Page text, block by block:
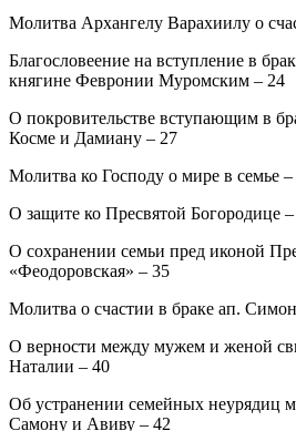
Молитва Архангелу Варахиилу о
Благословеение на вступление в
княгине Февронии Муромским – 24
О покровительстве вступающим в
Косме и Дамиану – 27
Молитва ко Господу о мире в семье –
О защите ко Пресвятой Богородице
О сохранении семьи пред иконой
«Феодоровская» – 35
Молитва о счастии в браке ап.
О верности между мужем и женой
Наталии – 40
Об устранении семейных неурядиц
Самону и Авиву – 42